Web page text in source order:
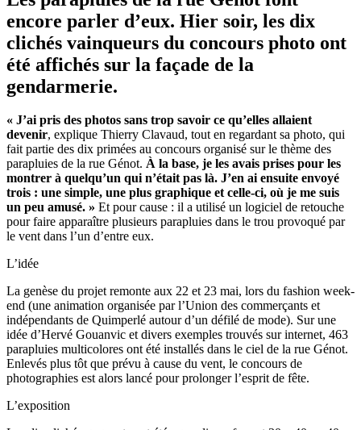
encore parler d’eux. Hier soir, les dix
clichés vainqueurs du concours photo ont
été affichés sur la façade de la
gendarmerie.
« J’ai pris des photos sans trop savoir ce qu’elles allaient
devenir, explique Thierry Clavaud, tout en regardant sa photo, qui
fait partie des dix primées au concours organisé sur le thème des
parapluies de la rue Génot. À la base, je les avais prises pour les
montrer à quelqu’un qui n’était pas là. J’en ai ensuite envoyé
trois : une simple, une plus graphique et celle-ci, où je me suis
un peu amusé. » Et pour cause : il a utilisé un logiciel de retouche
pour faire apparaître plusieurs parapluies dans le trou provoqué par
le vent dans l’un d’entre eux.
L’idée
La genèse du projet remonte aux 22 et 23 mai, lors du fashion week-
end (une animation organisée par l’Union des commerçants et
indépendants de Quimperlé autour d’un défilé de mode). Sur une
idée d’Hervé Gouanvic et divers exemples trouvés sur internet, 463
parapluies multicolores ont été installés dans le ciel de la rue Génot.
Enlevés plus tôt que prévu à cause du vent, le concours de
photographies est alors lancé pour prolonger l’esprit de fête.
L’exposition